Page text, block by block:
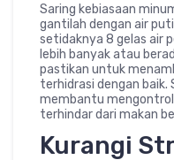
Saring kebiasaan
gantilah dengan air
setidaknya 8 gelas air
lebih banyak atau
pastikan untuk
terhidrasi dengan baik.
membantu mengontrol
terhindar dari makan
Kurangi